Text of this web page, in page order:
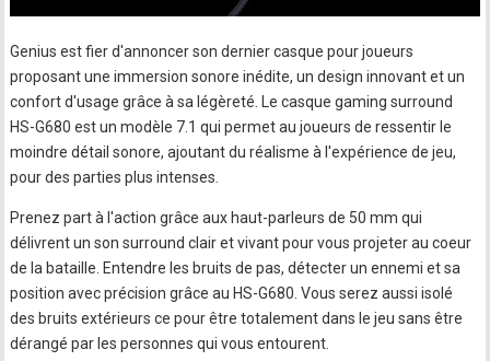
Genius est fier d'annoncer son dernier casque pour joueurs
proposant une immersion sonore inédite, un design innovant et un
confort d'usage grâce à sa légèreté. Le casque gaming surround
HS-G680 est un modèle 7.1 qui permet au joueurs de ressentir le
moindre détail sonore, ajoutant du réalisme à l'expérience de jeu,
pour des parties plus intenses.
Prenez part à l'action grâce aux haut-parleurs de 50 mm qui
délivrent un son surround clair et vivant pour vous projeter au coeur
de la bataille. Entendre les bruits de pas, détecter un ennemi et sa
position avec précision grâce au HS-G680. Vous serez aussi isolé
des bruits extérieurs ce pour être totalement dans le jeu sans être
dérangé par les personnes qui vous entourent.